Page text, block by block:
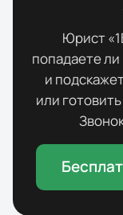
Юрист
попадаете ли
и
или